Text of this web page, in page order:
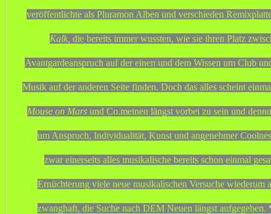
veröffentlichte als Pluramon Alben und verschieden
Kalk, die bereits immer wussten, wie sie ihren Platz
Avantgardeanspruch auf der einen und dem Wissen um Club
Musik auf der anderen Seite finden. Doch das alles scheint
Mouse on Mars und Co.meinen längst vorbei zu sein und
um Anspruch, Individualität, Kunst und angenehmer
zwar einerseits alles musikalische bereits schon einmal
Ernüchterung viele neue musikalischen Versuche
zwanghaft, die Suche nach DEM Neuen längst aufgegeben.